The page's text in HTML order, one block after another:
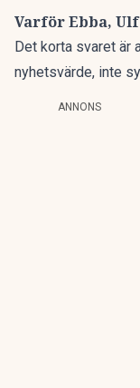
Varför Ebba,
Det korta svaret är
nyhetsvärde, inte
ANNONS